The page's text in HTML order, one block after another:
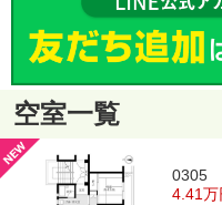
空室一覧
0305
4.41万